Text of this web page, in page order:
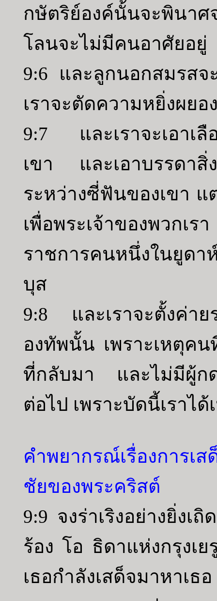
กษัตริย์องค์นั้นจะพินาศ
โลนจะไม่มีคนอาศัยอยู่
9:6 และลูกนอกสมรสจ
เราจะตัดความหยิ่งผย
9:7 และเราจะเอาเลื
เขา และเอาบรรดาสิ่
ระหว่างซี่ฟันของเขา แ
เพื่อพระเจ้าของพวกเ
ราชการคนหนึ่งในยูดา
บุส
9:8 และเราจะตั้งค่าย
องทัพนั้น เพราะเหตุค
ที่กลับมา และไม่มีผู้กด
ต่อไป เพราะบัดนี้เราไ
คำพยากรณ์เรื่องการเส
ชัยของพระคริสต์
9:9 จงร่าเริงอย่างยิ่งเ
ร้อง โอ ธิดาแห่งกรุงเ
เธอกำลังเสด็จมาหาเ